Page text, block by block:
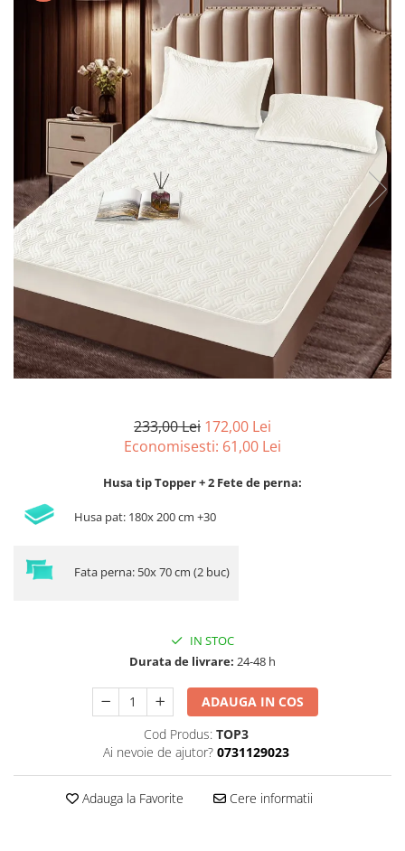
Lenjerii de pat Bumbac Poplin
Lenjerii de pat Catifea
Lenjerii de pat Damasc
Lenjerii de pat Finet + 2 Draperii
Lenjerii de pat Finet cu PLIURI
Lenjerii de pat finet Home
Lenjerii de pat Saten 4 piese cu
elastic
233,00 Lei 172,00 Lei
Economisesti: 61,00 Lei
Husa tip Topper + 2 Fete de perna:
Husa pat: 180x 200 cm +30
Fata perna: 50x 70 cm (2 buc)
IN STOC
Durata de livrare: 24-48 h
ADAUGA IN COS
Cod Produs: TOP3
Ai nevoie de ajutor? 0731129023
Adauga la Favorite Cere informatii